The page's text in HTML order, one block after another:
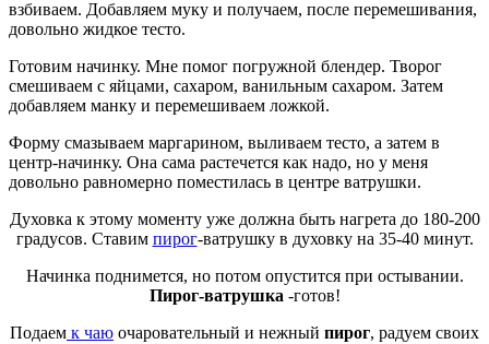
взбиваем. Добавляем муку и получаем, после перемешивания,
довольно жидкое тесто.
Готовим начинку. Мне помог погружной блендер. Творог
смешиваем с яйцами, сахаром, ванильным сахаром. Затем
добавляем манку и перемешиваем ложкой.
Форму смазываем маргарином, выливаем тесто, а затем в
центр-начинку. Она сама растечется как надо, но у меня
довольно равномерно поместилась в центре ватрушки.
Духовка к этому моменту уже должна быть нагрета до 180-200
градусов. Ставим пирог-ватрушку в духовку на 35-40 минут.
Начинка поднимется, но потом опустится при остывании.
Пирог-ватрушка -готов!
Подаем к чаю очаровательный и нежный пирог, радуем своих